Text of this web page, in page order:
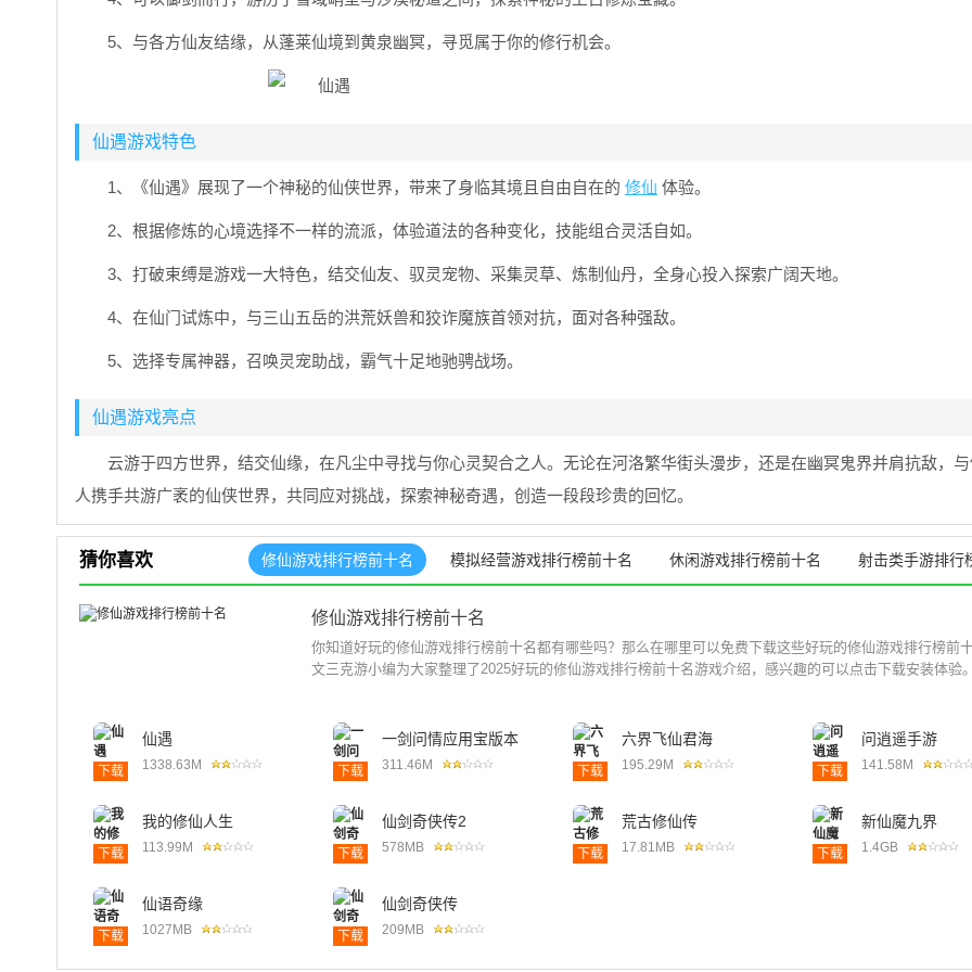
5、与各方仙友结缘，从蓬莱仙境到黄泉幽冥，寻觅属于你的修行机会。
仙遇游戏特色
1、《仙遇》展现了一个神秘的仙侠世界，带来了身临其境且自由自在的 修仙 体验。
2、根据修炼的心境选择不一样的流派，体验道法的各种变化，技能组合灵活自如。
3、打破束缚是游戏一大特色，结交仙友、驭灵宠物、采集灵草、炼制仙丹，全身心投入探索广阔天地。
4、在仙门试炼中，与三山五岳的洪荒妖兽和狡诈魔族首领对抗，面对各种强敌。
5、选择专属神器，召唤灵宠助战，霸气十足地驰骋战场。
仙遇游戏亮点
云游于四方世界，结交仙缘，在凡尘中寻找与你心灵契合之人。无论在河洛繁华街头漫步，还是在幽冥鬼界并肩抗敌，
人携手共游广袤的仙侠世界，共同应对挑战，探索神秘奇遇，创造一段段珍贵的回忆。
猜你喜欢 修仙游戏排行榜前十名 模拟经营游戏排行榜前十名 休闲游戏排行榜前十名 射击类手游排行
修仙游戏排行榜前十名
你知道好玩的修仙游戏排行榜前十名都有哪些吗？那么在哪里可以免费下载这些好玩的修仙游戏排行榜前
文三克游小编为大家整理了2025好玩的修仙游戏排行榜前十名游戏介绍，感兴趣的可以点击下载安装体验
下载
仙遇
1338.63M 下载
一剑问情应用宝版本
311.46M 下载
六界飞仙君海
195.29M 下载
问逍遥手游
141.58M
下载
我的修仙人生
113.99M 下载
仙剑奇侠传2
578MB 下载
荒古修仙传
17.81MB 下载
新仙魔九界
1.4GB
下载
仙语奇缘
1027MB 下载
仙剑奇侠传
209MB